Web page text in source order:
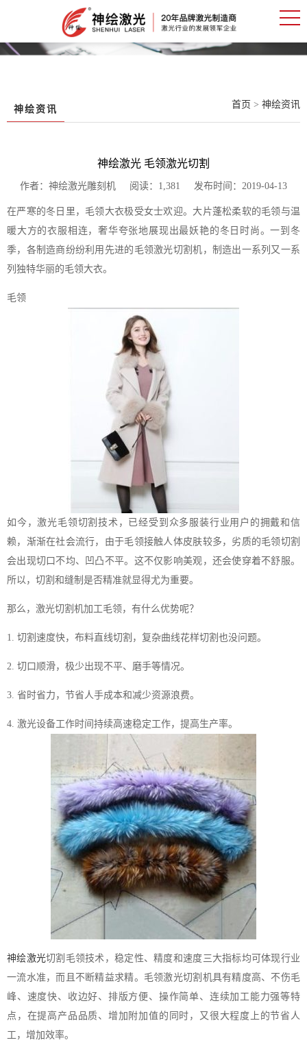
神绘资讯 首页 > 神绘资讯
神绘激光 毛领激光切割
作者：神绘激光雕刻机 阅读：1,381 发布时间：2019-04-13
在严寒的冬日里，毛领大衣极受女士欢迎。大片蓬松柔软的毛领与温
暖大方的衣服相连，奢华夸张地展现出最妖艳的冬日时尚。一到冬
季，各制造商纷纷利用先进的毛领激光切割机，制造出一系列又一系
列独特华丽的毛领大衣。
毛领
如今，激光毛领切割技术，已经受到众多服装行业用户的拥戴和信
赖，渐渐在社会流行，由于毛领接触人体皮肤较多，劣质的毛领切割
会出现切口不均、凹凸不平。这不仅影响美观，还会使穿着不舒服。
所以，切割和缝制是否精准就显得尤为重要。
那么，激光切割机加工毛领，有什么优势呢？
1. 切割速度快，布料直线切割，复杂曲线花样切割也没问题。
2. 切口顺滑，极少出现不平、磨手等情况。
3. 省时省力，节省人手成本和减少资源浪费。
4. 激光设备工作时间持续高速稳定工作，提高生产率。
神绘激光切割毛领技术，稳定性、精度和速度三大指标均可体现行业
一流水准，而且不断精益求精。毛领激光切割机具有精度高、不伤毛
峰、速度快、收边好、排版方便、操作简单、连续加工能力强等特
点，在提高产品品质、增加附加值的同时，又很大程度上的节省人
工，增加效率。